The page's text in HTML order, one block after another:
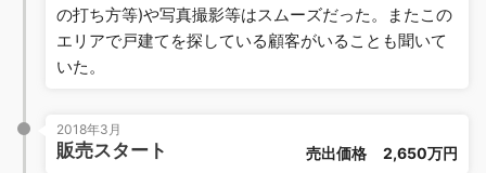
の打ち方等)や写真撮影等はスムーズだった。またこの
エリアで戸建てを探している顧客がいることも聞いて
いた。
2018年3月
販売スタート 売出価格 2,650万円